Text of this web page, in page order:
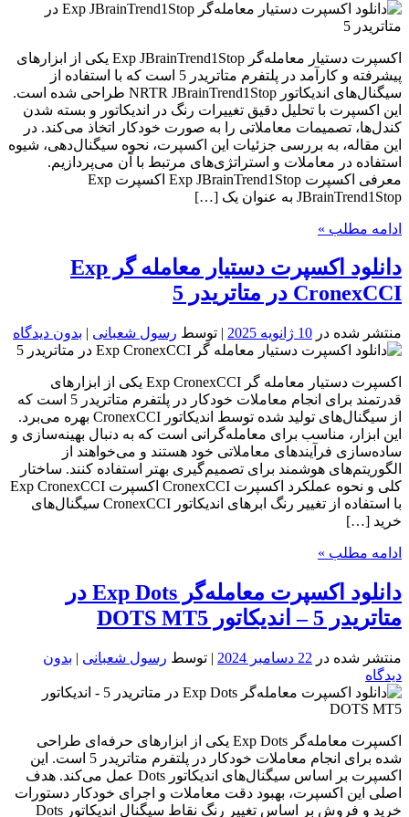
اکسپرت دستیار معامله‌گر Exp JBrainTrend1Stop یکی از ابزارهای
پیشرفته و کارآمد در پلتفرم متاتریدر 5 است که با استفاده از
سیگنال‌های اندیکاتور NRTR JBrainTrend1Stop طراحی شده است.
این اکسپرت با تحلیل دقیق تغییرات رنگ در اندیکاتور و بسته شدن
کندل‌ها، تصمیمات معاملاتی را به صورت خودکار اتخاذ می‌کند. در
این مقاله، به بررسی جزئیات این اکسپرت، نحوه سیگنال‌دهی، شیوه
استفاده در معاملات و استراتژی‌های مرتبط با آن می‌پردازیم.
معرفی اکسپرت Exp JBrainTrend1Stop اکسپرت Exp
JBrainTrend1Stop به عنوان یک […]
ادامه مطلب »
دانلود اکسپرت دستیار معامله گر Exp
CronexCCI در متاتریدر 5
منتشر شده در 10 ژانویه 2025 | توسط رسول شعبانی | بدون دیدگاه
اکسپرت دستیار معامله گر Exp CronexCCI یکی از ابزارهای
قدرتمند برای انجام معاملات خودکار در پلتفرم متاتریدر 5 است که
از سیگنال‌های تولید شده توسط اندیکاتور CronexCCI بهره می‌برد.
این ابزار، مناسب برای معامله‌گرانی است که به دنبال بهینه‌سازی و
ساده‌سازی فرآیندهای معاملاتی خود هستند و می‌خواهند از
الگوریتم‌های هوشمند برای تصمیم‌گیری بهتر استفاده کنند. ساختار
کلی و نحوه عملکرد اکسپرت CronexCCI اکسپرت Exp CronexCCI
با استفاده از تغییر رنگ ابرهای اندیکاتور CronexCCI سیگنال‌های
خرید […]
ادامه مطلب »
دانلود اکسپرت معامله‌گر Exp Dots در
متاتریدر 5 – اندیکاتور DOTS MT5
منتشر شده در 22 دسامبر 2024 | توسط رسول شعبانی | بدون
دیدگاه
اکسپرت معامله‌گر Exp Dots یکی از ابزارهای حرفه‌ای طراحی
شده برای انجام معاملات خودکار در پلتفرم متاتریدر 5 است. این
اکسپرت بر اساس سیگنال‌های اندیکاتور Dots عمل می‌کند. هدف
اصلی این اکسپرت، بهبود دقت معاملات و اجرای خودکار دستورات
خرید و فروش بر اساس تغییر رنگ نقاط سیگنال اندیکاتور Dots